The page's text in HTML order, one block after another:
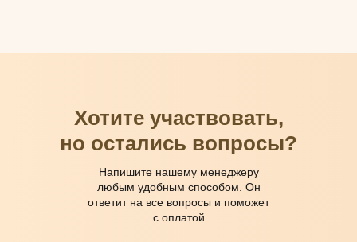
Хотите участвовать,
но остались вопросы?
Напишите нашему менеджеру
любым удобным способом. Он
ответит на все вопросы и поможет
с оплатой